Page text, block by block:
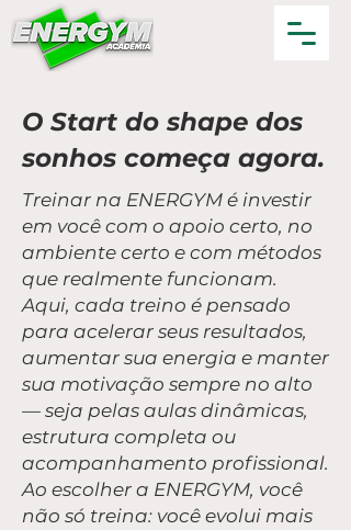
O Start do shape dos
sonhos começa agora.
​Treinar na ENERGYM é investir
em você com o apoio certo, no
ambiente certo e com métodos
que realmente funcionam.
Aqui, cada treino é pensado
para acelerar seus resultados,
aumentar sua energia e manter
sua motivação sempre no alto
— seja pelas aulas dinâmicas,
estrutura completa ou
acompanhamento profissional.
Ao escolher a ENERGYM, você
não só treina: você evolui mais